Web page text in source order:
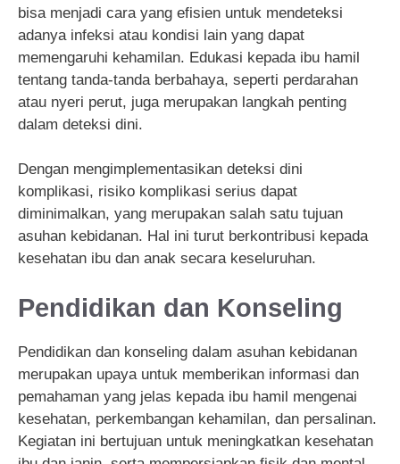
bisa menjadi cara yang efisien untuk mendeteksi
adanya infeksi atau kondisi lain yang dapat
memengaruhi kehamilan. Edukasi kepada ibu hamil
tentang tanda-tanda berbahaya, seperti perdarahan
atau nyeri perut, juga merupakan langkah penting
dalam deteksi dini.
Dengan mengimplementasikan deteksi dini
komplikasi, risiko komplikasi serius dapat
diminimalkan, yang merupakan salah satu tujuan
asuhan kebidanan. Hal ini turut berkontribusi kepada
kesehatan ibu dan anak secara keseluruhan.
Pendidikan dan Konseling
Pendidikan dan konseling dalam asuhan kebidanan
merupakan upaya untuk memberikan informasi dan
pemahaman yang jelas kepada ibu hamil mengenai
kesehatan, perkembangan kehamilan, dan persalinan.
Kegiatan ini bertujuan untuk meningkatkan kesehatan